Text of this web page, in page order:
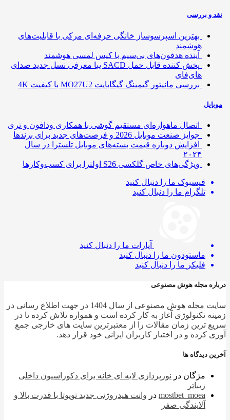
و بررسی
بهترین اسپرسوساز خانگی حرفه‌ای مرکی با قابلیت‌های
هوشمند
آینده هدفون‌های بی‌سیم با کیس لمسی هوشمند
پخش کننده قابل حمل SACD یبا معرفی نسل جدید صدای
های‌فای
بررسی مانیتور گیمینگ گیگابایت MO27U2 با کیفیت 4K
اتصال ماهواره‌ای مستقیم گوشی‌ با همکاری ودافون و تری
جوایز صنعت موبایل 2026 و فرصت‌های جدید برای برندها
افزایش دوباره قیمت بسته‌های موبایل تلسترا در سال
۲۰۲۴
ویژگی‌های خاص گلکسی S26 اولترا برای کسب‌وکارها
فیسبوک ما را دنبال کنید
تلگرام ما را دنبال کنید
آپارات ما را دنبال کنید
ماستودون ما را دنبال کنید
فلیکر ما را دنبال کنید
مجله هوش مصنوعی
سایت مجله هوش مصنوعی از سال 1404 در جهت اطلاع رسانی در
تکنولوژی آغاز به کار کرده است و همواره تلاش کرده تا در
ترین زمان مقالات را از معتبرترین سایت های خارجی جمع
کرده و در اختیار کاربران ایرانی خود قرار دهد.
دیدگاه ها
مژگاندرنورپردازی لایه ای خانه برای دکوراسیون داخلی
زیباتر
mostbet_moeaدروانت هیدروژنی جدید تویوتا با قدرت بالا و
آلایندگی صفر